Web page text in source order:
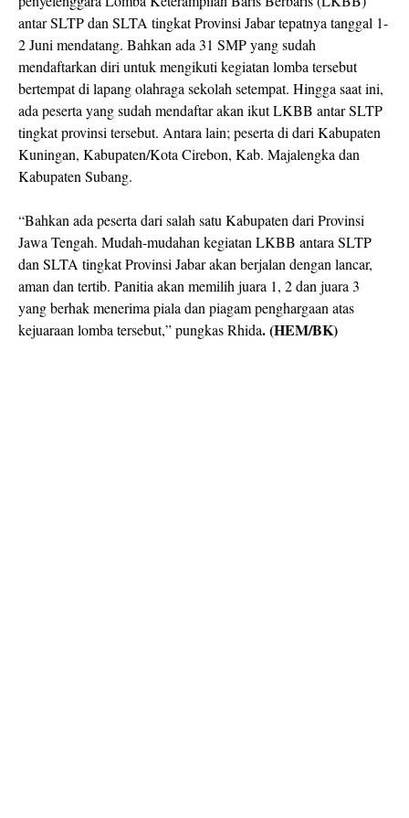
antar SLTP dan SLTA tingkat Provinsi Jabar tepatnya tanggal 1-
2 Juni mendatang. Bahkan ada 31 SMP yang sudah
mendaftarkan diri untuk mengikuti kegiatan lomba tersebut
bertempat di lapang olahraga sekolah setempat. Hingga saat ini,
ada peserta yang sudah mendaftar akan ikut LKBB antar SLTP
tingkat provinsi tersebut. Antara lain; peserta di dari Kabupaten
Kuningan, Kabupaten/Kota Cirebon, Kab. Majalengka dan
Kabupaten Subang.
“Bahkan ada peserta dari salah satu Kabupaten dari Provinsi
Jawa Tengah. Mudah-mudahan kegiatan LKBB antara SLTP
dan SLTA tingkat Provinsi Jabar akan berjalan dengan lancar,
aman dan tertib. Panitia akan memilih juara 1, 2 dan juara 3
yang berhak menerima piala dan piagam penghargaan atas
kejuaraan lomba tersebut,” pungkas Rhida. (HEM/BK)